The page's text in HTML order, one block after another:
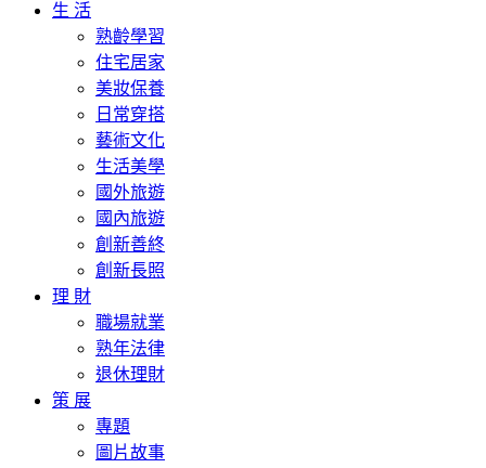
生 活
熟齡學習
住宅居家
美妝保養
日常穿搭
藝術文化
生活美學
國外旅遊
國內旅遊
創新善終
創新長照
理 財
職場就業
熟年法律
退休理財
策 展
專題
圖片故事